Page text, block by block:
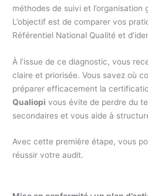
méthodes de suivi et l’organisation
L’objectif est de comparer vos
Référentiel National Qualité et
À l’issue de ce diagnostic, vous
claire et priorisée. Vous savez où
préparer efficacement la
Qualiopi vous évite de perdre du
secondaires et vous aide à
Avec cette première étape, vous
réussir votre audit.